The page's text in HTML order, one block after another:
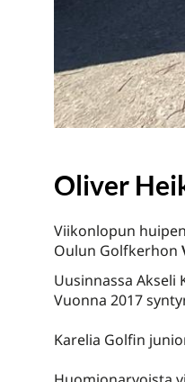
Oliver
Viikonlopun
Oulun Golfkerhon
Uusinnassa
Vuonna 2017
Karelia Golfin